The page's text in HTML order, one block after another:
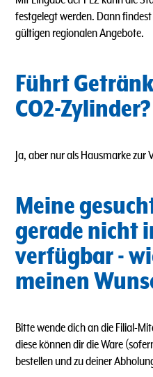
festgelegt werden. Dann
gültigen regionalen Angebote.
Führt
CO2-Zylinder?
Ja, aber nur als Hausmarke
Meine
gerade nicht
verfügbar -
meinen
Bitte wende dich an die Filial-
diese können dir die Ware
bestellen und zu deiner